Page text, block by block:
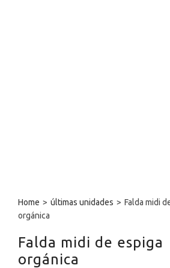
Home > últimas unidades > Falda midi
orgánica
Falda midi de espiga
orgánica